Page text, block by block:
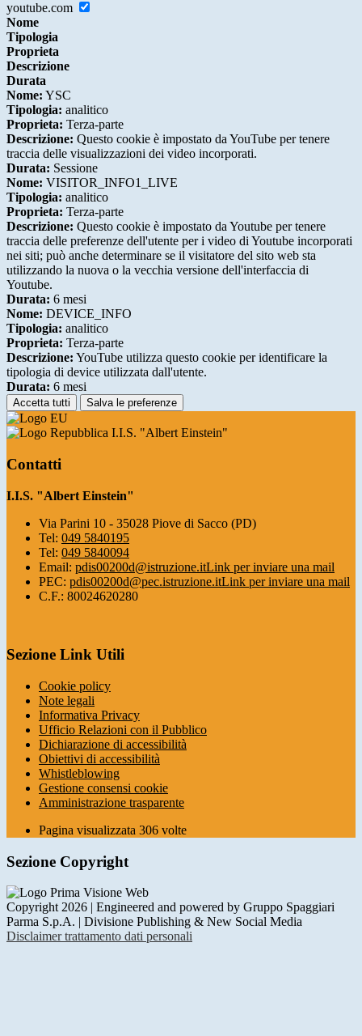
youtube.com
Nome
Tipologia
Proprieta
Descrizione
Durata
Nome: YSC
Tipologia: analitico
Proprieta: Terza-parte
Descrizione: Questo cookie è impostato da YouTube per tenere
traccia delle visualizzazioni dei video incorporati.
Durata: Sessione
Nome: VISITOR_INFO1_LIVE
Tipologia: analitico
Proprieta: Terza-parte
Descrizione: Questo cookie è impostato da Youtube per tenere
traccia delle preferenze dell'utente per i video di Youtube incorporati
nei siti; può anche determinare se il visitatore del sito web sta
utilizzando la nuova o la vecchia versione dell'interfaccia di
Youtube.
Durata: 6 mesi
Nome: DEVICE_INFO
Tipologia: analitico
Proprieta: Terza-parte
Descrizione: YouTube utilizza questo cookie per identificare la
tipologia di device utilizzata dall'utente.
Durata: 6 mesi
Accetta tutti Salva le preferenze
I.I.S. "Albert Einstein"
Contatti
I.I.S. "Albert Einstein"
Via Parini 10 - 35028 Piove di Sacco (PD)
Tel: 049 5840195
Tel: 049 5840094
Email: pdis00200d@istruzione.itLink per inviare una mail
PEC: pdis00200d@pec.istruzione.itLink per inviare una mail
C.F.: 80024620280
Sezione Link Utili
Cookie policy
Note legali
Informativa Privacy
Ufficio Relazioni con il Pubblico
Dichiarazione di accessibilità
Obiettivi di accessibilità
Whistleblowing
Gestione consensi cookie
Amministrazione trasparente
Pagina visualizzata 306 volte
Sezione Copyright
Copyright 2026 | Engineered and powered by Gruppo Spaggiari
Parma S.p.A. | Divisione Publishing & New Social Media
Disclaimer trattamento dati personali